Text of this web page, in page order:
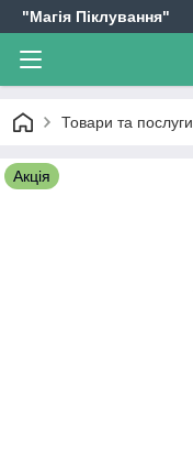
"Магія Піклування"
Товари та послуги
Акція